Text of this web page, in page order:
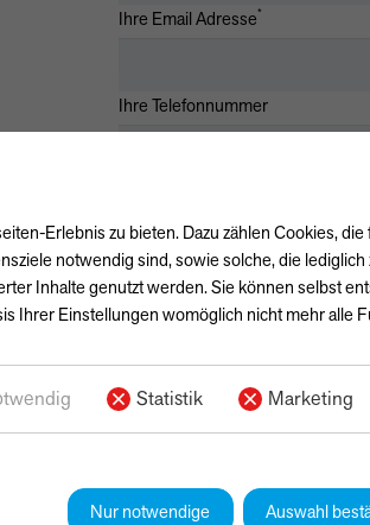
Ihre Email Adresse*
Ihre Telefonnummer
Ja, ich habe die
einverstanden, dass die von mir
gespeichert werden. Meine
Bearbeitung und Beantwortung
Kontaktformulars erkläre ich mich
Erlebnis zu bieten. Dazu zählen Cookies,
notwendig sind, sowie solche, die
Inhalte genutzt werden. Sie können selbst
Ihrer Einstellungen womöglich nicht mehr alle
Statistik Marketing
Nur notwendige Auswahl